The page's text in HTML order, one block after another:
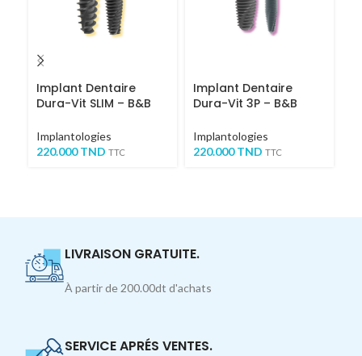
Implant Dentaire
Dura-Vit SLIM – B&B
Implantologies
220.000TND TTC
Implant Dentaire
Dura-Vit 3P – B&B
Implantologies
220.000TND TTC
LIVRAISON GRATUITE.
À partir de 200.00dt d'achats
SERVICE APRÉS VENTES.